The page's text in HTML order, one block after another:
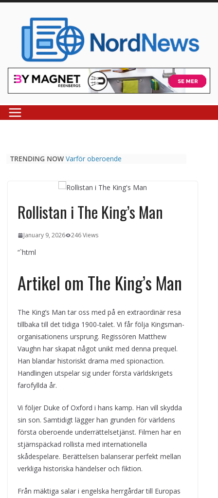
Skip
content
TRENDING NOW Varför oberoende
Picknickbord utomhus i olika
miljö
Svenska streamingtittare formar
ForMotion – ortopedteknik och
Rollistan i The King’s Man
January 9, 2026 246 Views
“`html
Artikel om The King’s Man
The King’s Man tar oss med på en extraordinär resa
tillbaka till det tidiga 1900-talet. Vi får följa Kingsman-
organisationens ursprung. Regissören Matthew
Vaughn har skapat något unikt med denna prequel.
Han blandar historiskt drama med spionaction.
Handlingen utspelar sig under första världskrigets
farofyllda år.
Vi följer Duke of Oxford i hans kamp. Han vill skydda
sin son. Samtidigt lägger han grunden för världens
första oberoende underrättelsetjänst. Filmen har en
stjärnspäckad rollista med internationella
skådespelare. Berättelsen balanserar perfekt mellan
verkliga historiska händelser och fiktion.
Från mäktiga salar i engelska herrgårdar till Europas